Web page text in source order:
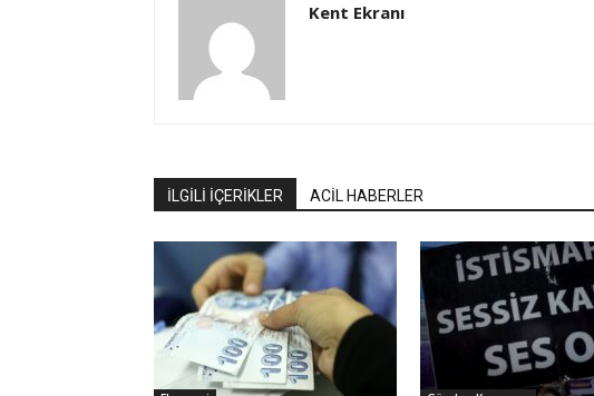
Kent Ekranı
İLGİLİ İÇERİKLER ACİL HABERLER